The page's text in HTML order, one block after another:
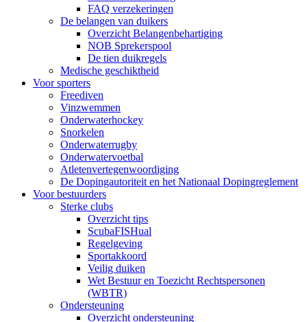
FAQ verzekeringen
De belangen van duikers
Overzicht Belangenbehartiging
NOB Sprekerspool
De tien duikregels
Medische geschiktheid
Voor sporters
Freediven
Vinzwemmen
Onderwaterhockey
Snorkelen
Onderwaterrugby
Onderwatervoetbal
Atletenvertegenwoordiging
De Dopingautoriteit en het Nationaal Dopingreglement
Voor bestuurders
Sterke clubs
Overzicht tips
ScubaFISHual
Regelgeving
Sportakkoord
Veilig duiken
Wet Bestuur en Toezicht Rechtspersonen
(WBTR)
Ondersteuning
Overzicht ondersteuning